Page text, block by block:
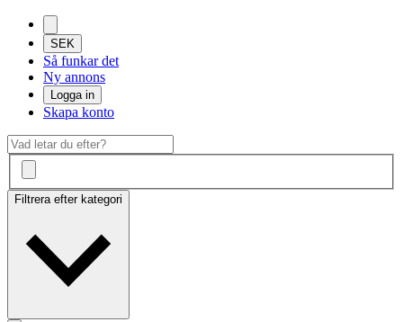
SEK
Så funkar det
Ny annons
Logga in
Skapa konto
Filtrera efter kategori